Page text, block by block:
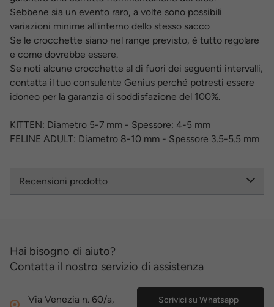
Sebbene sia un evento raro, a volte sono possibili
variazioni minime all'interno dello stesso sacco
Se le crocchette siano nel range previsto, è tutto regolare
e come dovrebbe essere.
Se noti alcune crocchette al di fuori dei seguenti intervalli,
contatta il tuo consulente Genius perché potresti essere
idoneo per la garanzia di soddisfazione del 100%.
KITTEN: Diametro 5-7 mm - Spessore: 4-5 mm
FELINE ADULT: Diametro 8-10 mm - Spessore 3.5-5.5 mm
Recensioni prodotto
Hai bisogno di aiuto?
Contatta il nostro servizio di assistenza
Via Venezia n. 60/a,
Scrivici su Whatsapp